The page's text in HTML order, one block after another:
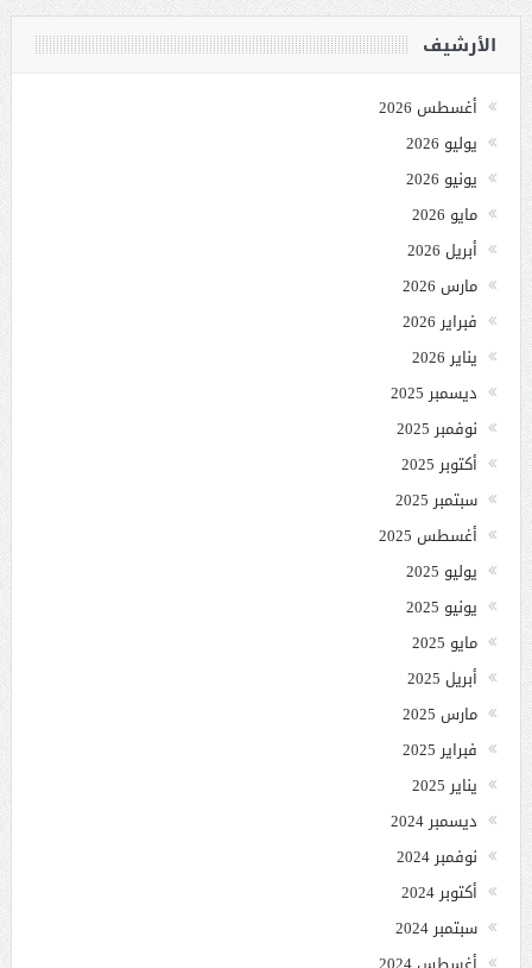
الأرشيف
أغسطس 2026
يوليو 2026
يونيو 2026
مايو 2026
أبريل 2026
مارس 2026
فبراير 2026
يناير 2026
ديسمبر 2025
نوفمبر 2025
أكتوبر 2025
سبتمبر 2025
أغسطس 2025
يوليو 2025
يونيو 2025
مايو 2025
أبريل 2025
مارس 2025
فبراير 2025
يناير 2025
ديسمبر 2024
نوفمبر 2024
أكتوبر 2024
سبتمبر 2024